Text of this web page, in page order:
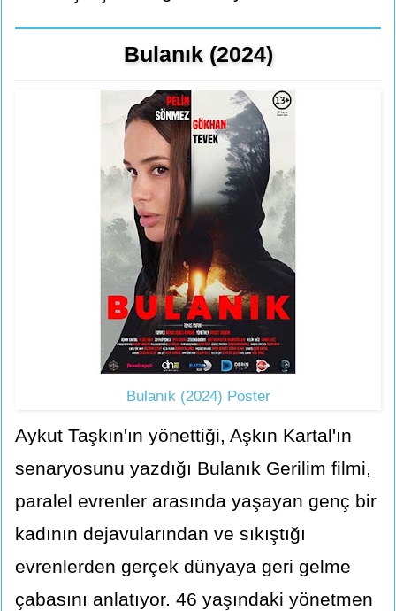
Bulanık (2024)
Bulanık (2024) Poster
Aykut Taşkın'ın yönettiği, Aşkın Kartal'ın
senaryosunu yazdığı Bulanık Gerilim filmi,
paralel evrenler arasında yaşayan genç bir
kadının dejavularından ve sıkıştığı
evrenlerden gerçek dünyaya geri gelme
çabasını anlatıyor. 46 yaşındaki yönetmen